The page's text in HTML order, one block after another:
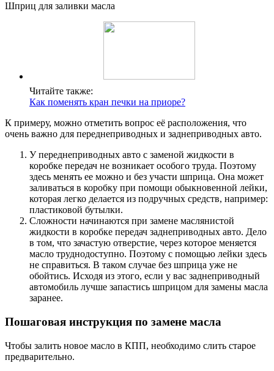
Шприц для заливки масла
Читайте также:
Как поменять кран печки на приоре?
К примеру, можно отметить вопрос её расположения, что
очень важно для переднеприводных и заднеприводных авто.
У переднеприводных авто с заменой жидкости в
коробке передач не возникает особого труда. Поэтому
здесь менять ее можно и без участи шприца. Она может
заливаться в коробку при помощи обыкновенной лейки,
которая легко делается из подручных средств, например:
пластиковой бутылки.
Сложности начинаются при замене маслянистой
жидкости в коробке передач заднеприводных авто. Дело
в том, что зачастую отверстие, через которое меняется
масло труднодоступно. Поэтому с помощью лейки здесь
не справиться. В таком случае без шприца уже не
обойтись. Исходя из этого, если у вас заднеприводный
автомобиль лучше запастись шприцом для замены масла
заранее.
Пошаговая инструкция по замене масла
Чтобы залить новое масло в КПП, необходимо слить старое
предварительно.